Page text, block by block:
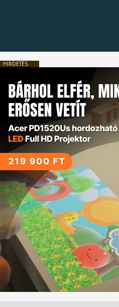
HIRDETÉS